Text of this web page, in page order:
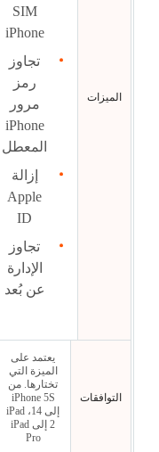
الميزات
SIM
iPhone
تجاوز
رمز
مرور
iPhone
المعطل
إزالة
Apple
ID
تجاوز
الإدارة
عن بُعد
التوافقات
يعتمد على
الميزة التي
تختارها. من
iPhone 5S
إلى 14، iPad
2 إلى iPad
Pro